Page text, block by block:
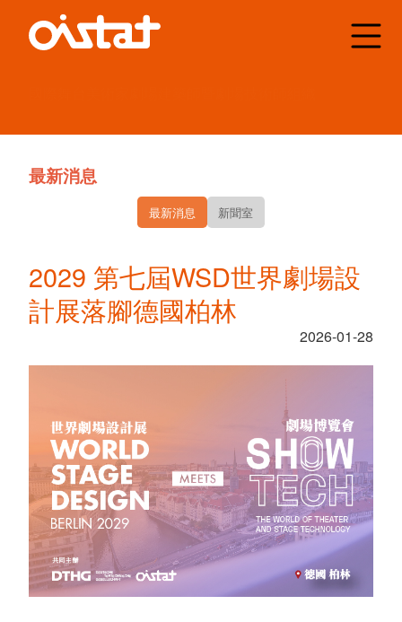
最新消息
最新消息 新聞室
2029 第七屆WSD世界劇場設
計展落腳德國柏林
2026-01-28